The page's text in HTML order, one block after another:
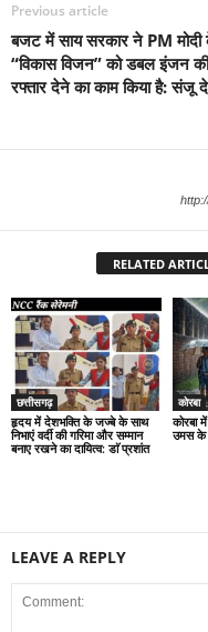
Previous article
बजट में साय सरकार ने PM
“विकास विजन” को डबल इंजन की
रफ्तार देने का काम किया है: संजू
RELATED
छत्तीसगढ़
हृदय में देशभक्ति के जज्बे के साथ
निभाएं वर्दी की गरिमा और सम्मान
बनाए रखने का दायित्व: डाॅ प्रशांत
कोरबा
कोरबा
उमस के
LEAVE A REPLY